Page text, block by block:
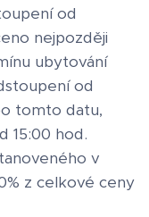
od
nejpozději
ubytování
od
tomto datu,
15:00 hod.
v
z celkové ceny